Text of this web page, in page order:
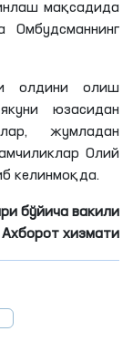
мақсадида
Омбудсманнинг
олдини олиш
юзасидан
жумладан
Олий
келинмоқда.
бўйича вакили
хизмати